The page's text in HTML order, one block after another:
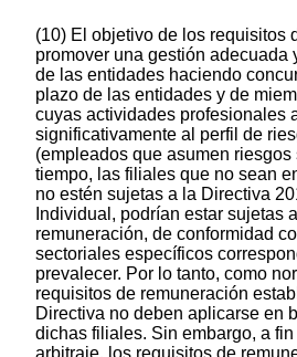
(10) El objetivo de los requisitos
promover una gestión adecuada
de las entidades haciendo
plazo de las entidades y de
cuyas actividades profesionales
significativamente al perfil de
(empleados que asumen
tiempo, las filiales que no sean
no estén sujetas a la Directiva
Individual, podrían estar sujetas
remuneración, de conformidad
sectoriales específicos
prevalecer. Por lo tanto, como
requisitos de remuneración
Directiva no deben aplicarse en
dichas filiales. Sin embargo, a